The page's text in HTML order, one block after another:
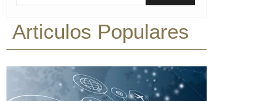
Articulos Populares